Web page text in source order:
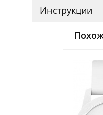
Инструкции